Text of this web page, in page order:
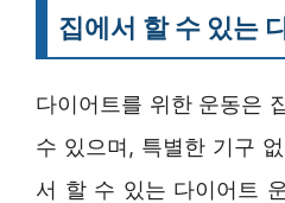
집에서 할 수 있는
다이어트를 위한 운동은
수 있으며, 특별한 기구
서 할 수 있는 다이어트